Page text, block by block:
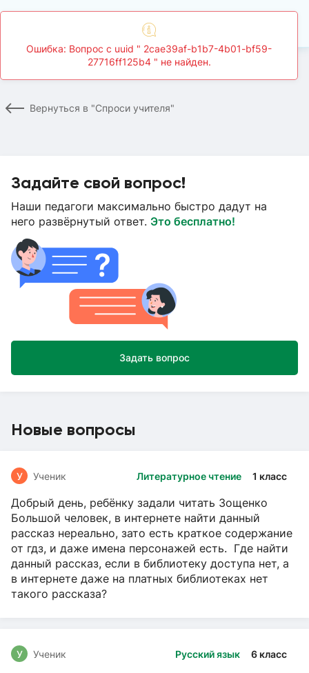
Спроси учителя Страница вопроса
Вернуться в "Спроси учителя"
Задайте свой вопрос!
Наши педагоги максимально быстро дадут на
него развёрнутый ответ. Это бесплатно!
Задать вопрос
Новые вопросы
Литературное чтение 1 класс
У Ученик
Добрый день, ребёнку задали читать Зощенко
Большой человек, в интернете найти данный
рассказ нереально, зато есть краткое содержание
от гдз, и даже имена персонажей есть. Где найти
данный рассказ, если в библиотеку доступа нет, а
в интернете даже на платных библиотеках нет
такого рассказа?
Русский язык 6 класс
У Ученик